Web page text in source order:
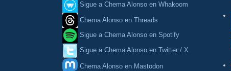
Sigue a Chema Alonso en Whakoom
Chema Alonso en Threads
Sigue a Chema Alonso en Spotify
Sigue a Chema Alonso en Twitter / X
Chema Alonso en Mastodon